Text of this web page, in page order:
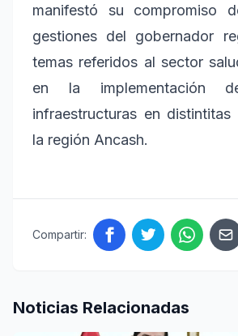
manifestó su compromiso
gestiones del gobernador
temas referidos al sector
en la implementación
infraestructuras en
la región Ancash.
Compartir:
Noticias Relacionadas